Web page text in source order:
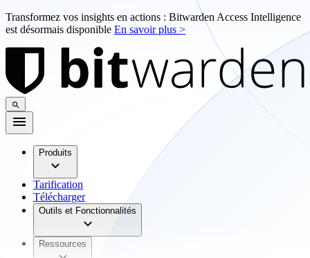
Transformez vos insights en actions : Bitwarden Access Intelligence
est désormais disponible En savoir plus >
Produits
Tarification
Télécharger
Outils et Fonctionnalités
Ressources